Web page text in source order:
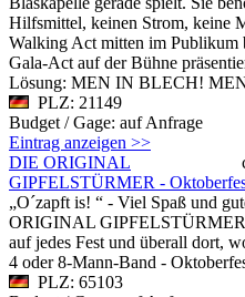
Hilfsmittel, keinen Strom, keine
Walking Act mitten im Publikum
Gala-Act auf der Bühne
Lösung: MEN IN BLECH!
PLZ: 21149
Budget / Gage: auf Anfrage
Eintrag anzeigen >>
DIE ORIGINAL
GIPFELSTÜRMER -
„O´zapft is! “ - Viel Spaß und
ORIGINAL GIPFELSTÜRMER
auf jedes Fest und überall dort,
4 oder 8-Mann-Band -
PLZ: 65103